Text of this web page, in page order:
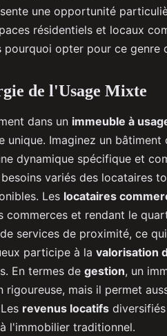
une opportunité
résidentiels et locaux
pourquoi opter pour ce genre
de l'Usage Mixte
dans un immeuble à
unique. Imaginez un
dynamique spécifique et
variés des locataires
Les locataires
commerces et rendant le
services de proximité, ce
participe à la valorisation
En termes de gestion, un
rigoureuse, mais il permet
revenus locatifs
l'immobilier traditionnel.